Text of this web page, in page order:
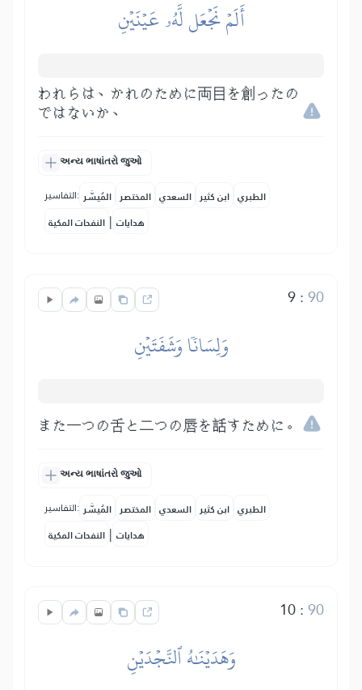
أَلَمۡ نَجۡعَل لَّهُۥ عَيۡنَيۡنِ
われらは、かれのために両目を創ったの
ではないか、
અન્ય ભાષાંતરો જુઓ
التفاسير: المُيسَّر المختصر السعدي ابن كثير الطبري
النفحات المكية | هدايات
9:90
وَلِسَانٗا وَشَفَتَيۡنِ
また一つの舌と二つの唇を話すために。
અન્ય ભાષાંતરો જુઓ
التفاسير: المُيسَّر المختصر السعدي ابن كثير الطبري
النفحات المكية | هدايات
10:90
وَهَدَيۡنَٰهُ ٱلنَّجۡدَيۡنِ